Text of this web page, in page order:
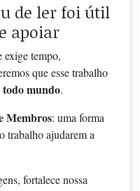
de ler foi útil
apoiar
tempo,
que esse trabalho
todo mundo.
Membros: uma forma
trabalho ajudarem a
fortalece nossa